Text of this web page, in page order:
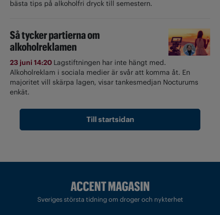
bästa tips på alkoholfri dryck till semestern.
Så tycker partierna om
alkoholreklamen
23 juni 14:20 Lagstiftningen har inte hängt med.
Alkoholreklam i sociala medier är svår att komma åt. En
majoritet vill skärpa lagen, visar tankesmedjan Nocturums
enkät.
Till startsidan
Sveriges största tidning om droger och nykterhet